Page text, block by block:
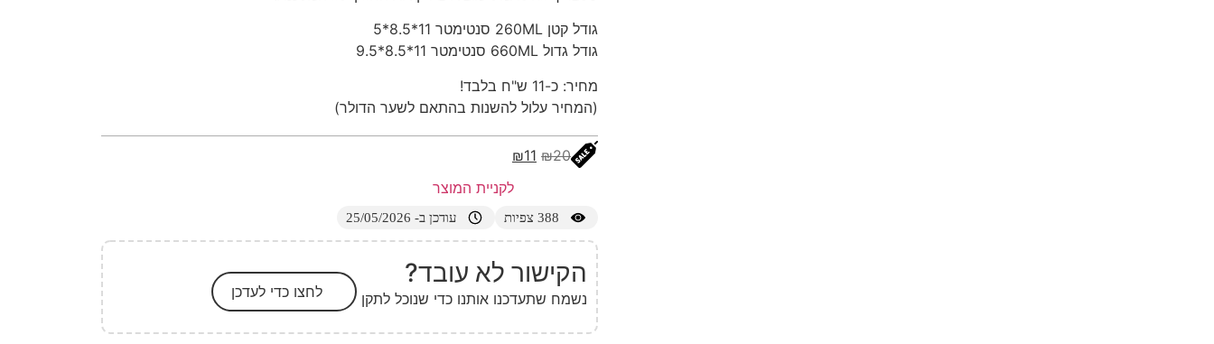
גודל קטן 260ML סנטימטר 11*8.5*5
גודל גדול 660ML סנטימטר 11*8.5*9.5
מחיר: כ-11 ש"ח בלבד!
(המחיר עלול להשנות בהתאם לשער הדולר)
₪20
₪11
לקניית המוצר
388 צפיות עודכן ב- 25/05/2026
הקישור לא עובד?
נשמח שתעדכנו אותנו כדי שנוכל לתקן לחצו כדי לעדכן